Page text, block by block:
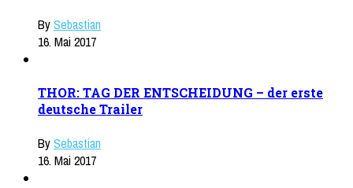
BySebastian
16. Mai 2017
THOR: TAG DER ENTSCHEIDUNG – der erste
deutsche Trailer
BySebastian
16. Mai 2017